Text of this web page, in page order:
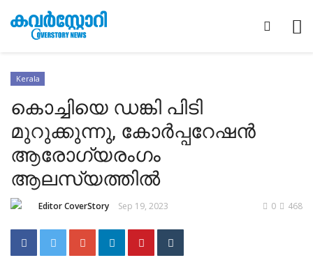
Kerala
കൊച്ചിയെ ഡങ്കി പിടി
മുറുക്കുന്നു, കോർപ്പറേഷൻ
ആരോഗ്യരംഗം
ആലസ്യത്തിൽ
Editor CoverStory Sep 19, 2023 468
0